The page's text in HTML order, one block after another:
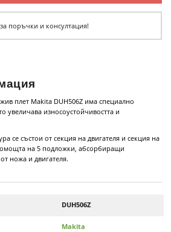
поръчки и консултация!
плет Makita DUH506Z има специално
увеличава износоустойчивостта и
се състои от секция на двигателя и секция на
на 5 подложки, абсорбиращи
ножа и двигателя.
DUH506Z
Makita